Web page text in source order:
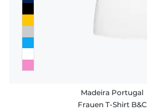
Madeira Portugal
Frauen T-Shirt B&C